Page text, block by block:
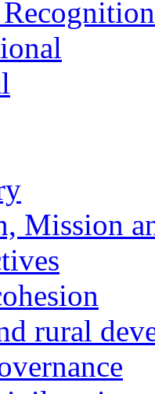
Mission
rural